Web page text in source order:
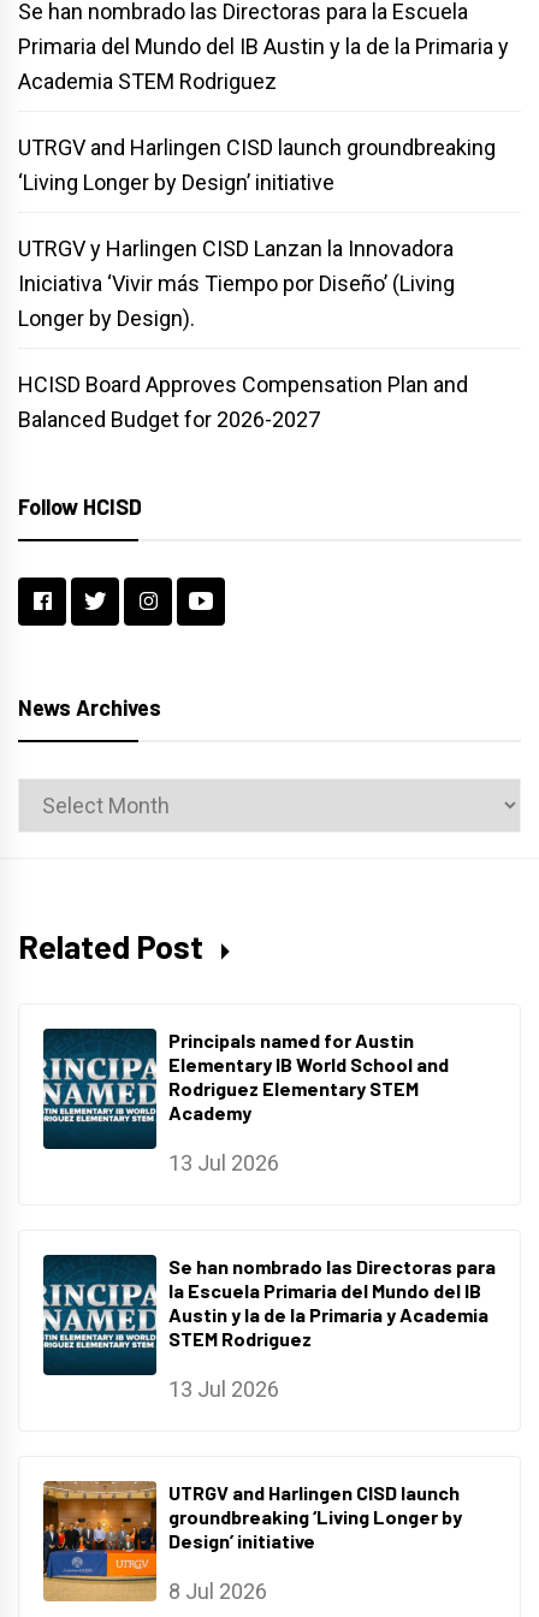
Se han nombrado las Directoras para la Escuela
Primaria del Mundo del IB Austin y la de la Primaria y
Academia STEM Rodriguez
UTRGV and Harlingen CISD launch groundbreaking
‘Living Longer by Design’ initiative
UTRGV y Harlingen CISD Lanzan la Innovadora
Iniciativa ‘Vivir más Tiempo por Diseño’ (Living
Longer by Design).
HCISD Board Approves Compensation Plan and
Balanced Budget for 2026-2027
Follow HCISD
News Archives
News
Archives
Related Post
Principals named for Austin
Elementary IB World School and
Rodriguez Elementary STEM
Academy
13 Jul 2026
Se han nombrado las Directoras para
la Escuela Primaria del Mundo del IB
Austin y la de la Primaria y Academia
STEM Rodriguez
13 Jul 2026
UTRGV and Harlingen CISD launch
groundbreaking ‘Living Longer by
Design’ initiative
8 Jul 2026